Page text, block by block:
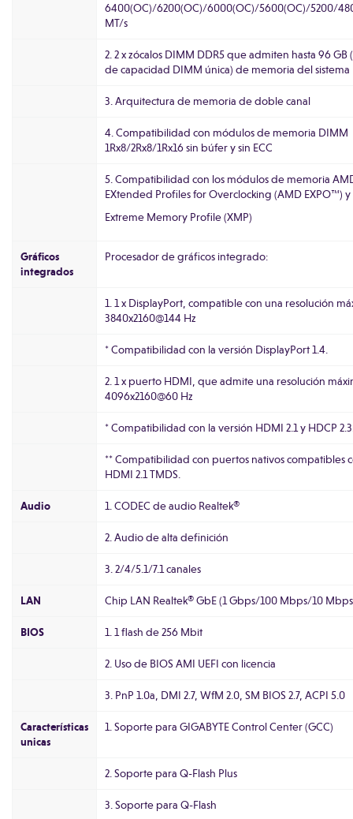
6400(OC)/6200(OC)/6000(OC)/5600(OC)/5200/
MT/s
2. 2 x zócalos DIMM DDR5 que admiten hasta 96 GB
de capacidad DIMM única) de memoria del sistema
3. Arquitectura de memoria de doble canal
4. Compatibilidad con módulos de memoria DIMM
1Rx8/2Rx8/1Rx16 sin búfer y sin ECC
5. Compatibilidad con los módulos de memoria
EXtended Profiles for Overclocking (AMD EXPO™) y
Extreme Memory Profile (XMP)
Gráficos
integrados
Procesador de gráficos integrado:
1. 1 x DisplayPort, compatible con una resolución
3840x2160@144 Hz
* Compatibilidad con la versión DisplayPort 1.4.
2. 1 x puerto HDMI, que admite una resolución
4096x2160@60 Hz
* Compatibilidad con la versión HDMI 2.1 y HDCP
** Compatibilidad con puertos nativos compatibles
HDMI 2.1 TMDS.
Audio 1. CODEC de audio Realtek®
2. Audio de alta definición
3. 2/4/5.1/7.1 canales
LAN Chip LAN Realtek® GbE (1 Gbps/100 Mbps/10
BIOS 1. 1 flash de 256 Mbit
2. Uso de BIOS AMI UEFI con licencia
3. PnP 1.0a, DMI 2.7, WfM 2.0, SM BIOS 2.7, ACPI 5.0
Características
unicas
1. Soporte para GIGABYTE Control Center (GCC)
2. Soporte para Q-Flash Plus
3. Soporte para Q-Flash